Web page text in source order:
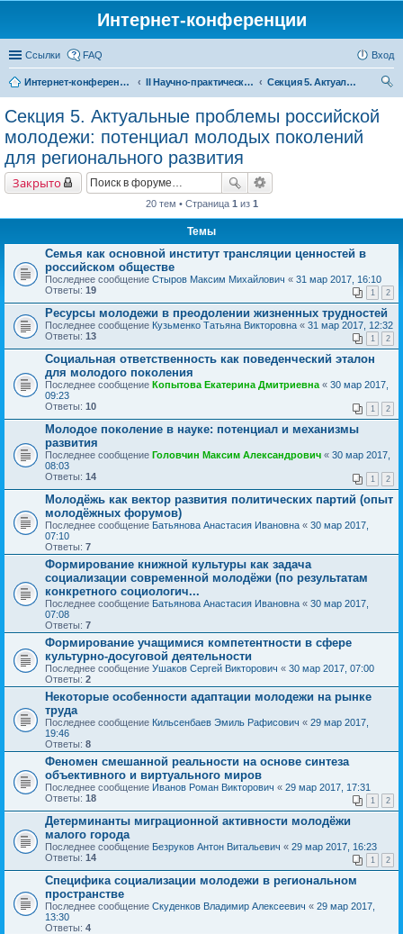
Интернет-конференции
Ссылки FAQ Вход
Интернет-конференции II Научно-практическая интернет-конференция «Глобальные вызовы и региональное развитие в зеркале социологических измерений» Актуальные проблемы российского общества в контексте новых вызовов современности
Секция 5. Актуальные проблемы российской молодежи: потенциал молодых поколений для регионального развития
Секция 5. Актуальные проблемы российской
молодежи: потенциал молодых поколений
для регионального развития
Закрыто
20 тем • Страница 1 из 1
Темы
Семья как основной институт трансляции ценностей в
российском обществе
Последнее сообщение Стыров Максим Михайлович « 31 мар 2017, 16:10
Ответы: 19 1 2
Ресурсы молодежи в преодолении жизненных трудностей
Последнее сообщение Кузьменко Татьяна Викторовна « 31 мар 2017, 12:32
Ответы: 13 1 2
Социальная ответственность как поведенческий эталон
для молодого поколения
Последнее сообщение Копытова Екатерина Дмитриевна « 30 мар 2017,
09:23
Ответы: 10 1 2
Молодое поколение в науке: потенциал и механизмы
развития
Последнее сообщение Головчин Максим Александрович « 30 мар 2017,
08:03
Ответы: 14 1 2
Молодёжь как вектор развития политических партий (опыт
молодёжных форумов)
Последнее сообщение Батьянова Анастасия Ивановна « 30 мар 2017,
07:10
Ответы: 7
Формирование книжной культуры как задача
социализации современной молодёжи (по результатам
конкретного социологич...
Последнее сообщение Батьянова Анастасия Ивановна « 30 мар 2017,
07:08
Ответы: 7
Формирование учащимися компетентности в сфере
культурно-досуговой деятельности
Последнее сообщение Ушаков Сергей Викторович « 30 мар 2017, 07:00
Ответы: 2
Некоторые особенности адаптации молодежи на рынке
труда
Последнее сообщение Кильсенбаев Эмиль Рафисович « 29 мар 2017,
19:46
Ответы: 8
Феномен смешанной реальности на основе синтеза
объективного и виртуального миров
Последнее сообщение Иванов Роман Викторович « 29 мар 2017, 17:31
Ответы: 18 1 2
Детерминанты миграционной активности молодёжи
малого города
Последнее сообщение Безруков Антон Витальевич « 29 мар 2017, 16:23
Ответы: 14 1 2
Специфика социализации молодежи в региональном
пространстве
Последнее сообщение Скуденков Владимир Алексеевич « 29 мар 2017,
13:30
Ответы: 4